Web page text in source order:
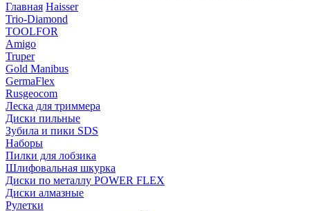
Главная Haisser
Trio-Diamond
TOOLFOR
Amigo
Truper
Gold Manibus
GermaFlex
Rusgeocom
Леска для триммера
Диски пильные
Зубила и пики SDS
Наборы
Пилки для лобзика
Шлифовальная шкурка
Диски по металлу POWER FLEX
Диски алмазные
Рулетки